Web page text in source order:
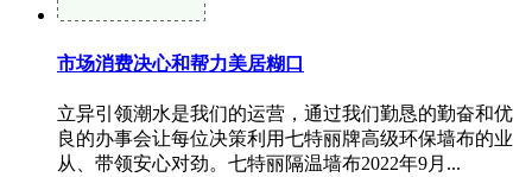
市场消费决心和帮力美居糊口
立异引领潮水是我们的运营，通过我们勤恳的勤奋和优
良的办事会让每位决策利用七特丽牌高级环保墙布的业
从、带领安心对劲。七特丽隔温墙布2022年9月...